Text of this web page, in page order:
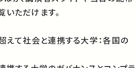
ただけます。
えて社会と連携する大学：各国の